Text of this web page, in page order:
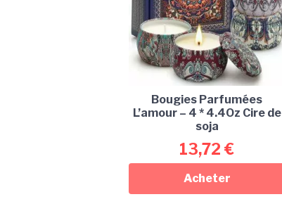
Bougies Parfumées
L’amour – 4 * 4.4Oz Cire de
soja
13,72 €
Acheter